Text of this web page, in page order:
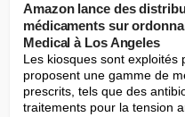
Amazon lance des
médicaments sur
Medical à Los Angeles
Les kiosques sont exploités
proposent une gamme de
prescrits, tels que des
traitements pour la tension